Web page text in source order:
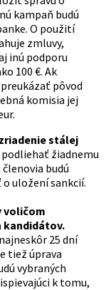
kampaň budú
O použití
zmluvy,
inú podporu
100 €. Ak
pôvod
komisia jej
zriadenie stálej
podliehať žiadnemu
budú
uložení sankcií.
voličom
kandidátov.
25 dní
tiež úprava
vybraných
k tomu,